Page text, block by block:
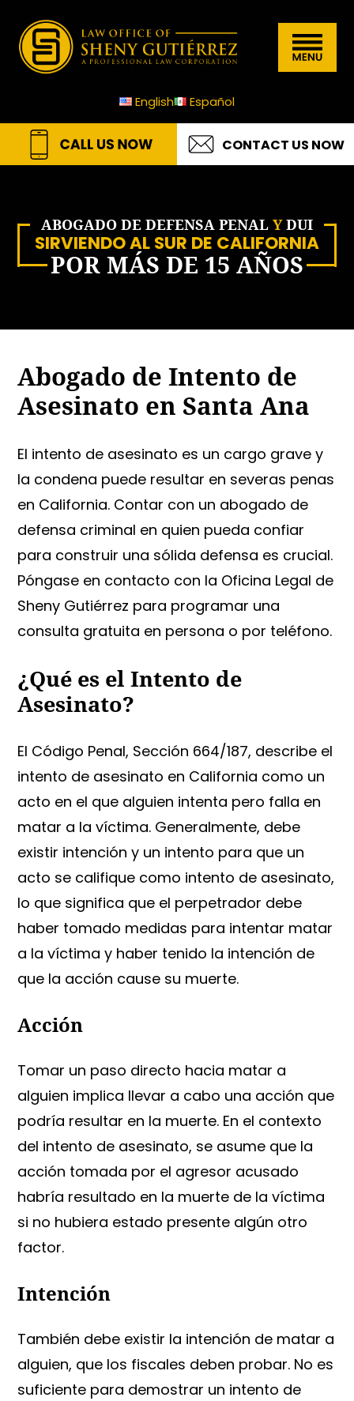
primary
main
primary
footer
Law
Office
Sheny
A.P.L.C
English Español
Menu
CONTACT US NOW
ABOGADO DE DEFENSA PENAL YDUI
SIRVIENDO AL SUR DE CALIFORNIA
POR MÁS DE 15 AÑOS
Abogado de Intento de
Asesinato en Santa Ana
El intento de asesinato es un cargo grave y
la condena puede resultar en severas penas
en California. Contar con un abogado de
defensa criminal en quien pueda confiar
para construir una sólida defensa es crucial.
Póngase en contacto con la Oficina Legal de
Sheny Gutiérrez para programar una
consulta gratuita en persona o por teléfono.
¿Qué es el Intento de
Asesinato?
El Código Penal, Sección 664/187, describe el
intento de asesinato en California como un
acto en el que alguien intenta pero falla en
matar a la víctima. Generalmente, debe
existir intención y un intento para que un
acto se califique como intento de asesinato,
lo que significa que el perpetrador debe
haber tomado medidas para intentar matar
a la víctima y haber tenido la intención de
que la acción cause su muerte.
Acción
Tomar un paso directo hacia matar a
alguien implica llevar a cabo una acción que
podría resultar en la muerte. En el contexto
del intento de asesinato, se asume que la
acción tomada por el agresor acusado
habría resultado en la muerte de la víctima
si no hubiera estado presente algún otro
factor.
Intención
También debe existir la intención de matar a
alguien, que los fiscales deben probar. No es
suficiente para demostrar un intento de